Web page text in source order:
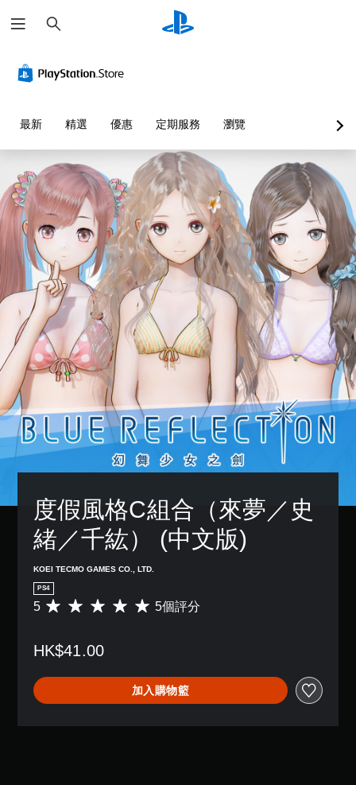
尋
最新 精選 優惠 定期服務 瀏覽
度假風格C組合（來夢／史
緒／千紘） (中文版)
KOEI TECMO GAMES CO., LTD.
PS4
平
分
5
顆
星
5 5個評分
HK$41.00
加入購物籃